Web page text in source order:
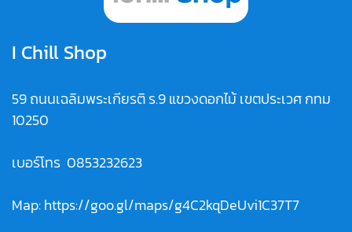
I Chill Shop
59 ถนนเฉลิมพระเกียรติ ร.9 แขวงดอกไม้ เขตประเวศ กทม
10250
เบอร์โทร 0853232623
Map:https://goo.gl/maps/g4C2kqDeUvi1C37T7